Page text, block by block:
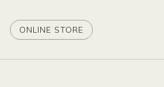
ONLINE STORE